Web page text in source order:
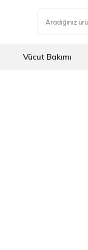
Vücut Bakımı